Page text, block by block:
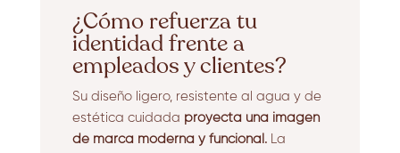
¿Cómo refuerza tu
identidad frente a
empleados y clientes?
Su diseño ligero, resistente al agua y de
estética cuidada proyecta una imagen
de marca moderna y funcional.La